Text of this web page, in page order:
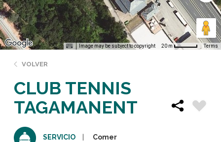
Image may be subject to copyright 20 m Terms
VOLVER
CLUB TENNIS
TAGAMANENT
SERVICIO Comer